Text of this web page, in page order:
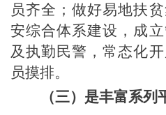
员齐全；做好易地扶
安综合体系建设，成
及执勤民警，常态化
员摸排。
（三）是丰富系列